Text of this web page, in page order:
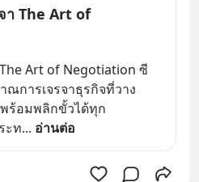
า The Art of
Art of Negotiation ซี
การเจรจาธุรกิจที่วาง
ร้อมพลิกขั้วได้ทุก
ะท... อ่านต่อ